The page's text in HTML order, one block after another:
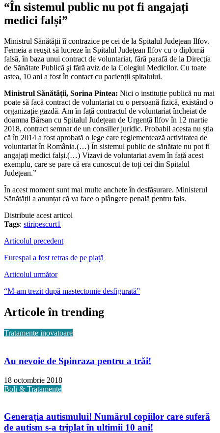
“În sistemul public nu pot fi angajați
medici falși”
Ministrul Sănătății îî contrazice pe cei de la Spitalul Județean Ilfov.
Femeia a reuşit să lucreze în Spitalul Judeţean Ilfov cu o diplomă
falsă, în baza unui contract de voluntariat, fără parafă de la Direcţia
de Sănătate Publică şi fără aviz de la Colegiul Medicilor. Cu toate
astea, 10 ani a fost în contact cu pacienții spitalului.
Ministrul Sănătății, Sorina Pintea: Nici o instituție publică nu mai
poate să facă contract de voluntariat cu o persoană fizică, existând o
organizație gazdă. Am în față contractul de voluntariat încheiat de
doamna Bârsan cu Spitalul Județean de Urgență Ilfov în 12 martie
2018, contract semnat de un consilier juridic. Probabil acesta nu știa
că în 2014 a fost aprobată o lege care reglementează activitatea de
voluntariat în România.(…) În sistemul public de sănătate nu pot fi
angajați medici falși.(…) Vizavi de voluntariat avem în față acest
exemplu, care se pare că era cunoscut de toți cei din Spitalul
Județean.”
În acest moment sunt mai multe anchete în desfășurare. Ministerul
Sănătății a anunțat că va face o plângere penală pentru fals.
Distribuie acest articol
Tags: stiripescurt1
Articolul precedent
Eurespal a fost retras de pe piață
Articolul următor
“M-am trezit după mastectomie desfigurată”
Articole în trending
Tratamente inovatoare
Au nevoie de Spinraza pentru a trăi!
18 octombrie 2018
Boli & Tratamente
Generația autismului! Numărul copiilor care suferă
de autism s-a triplat în ultimii 10 ani!